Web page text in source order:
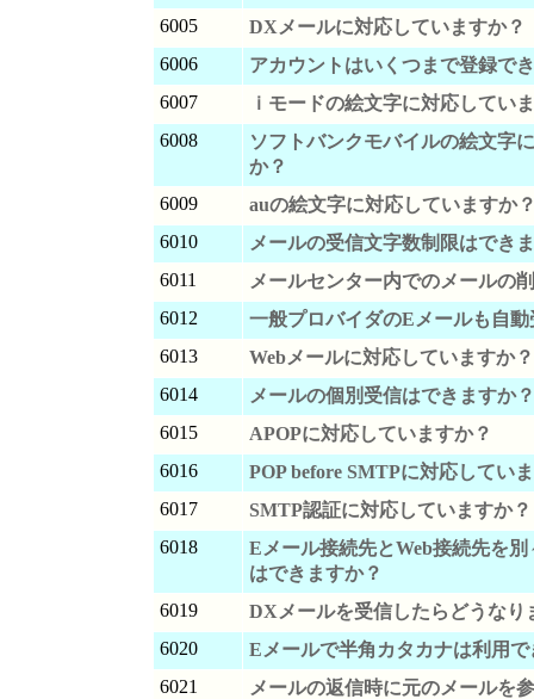
6005
DXメールに対応していますか？
6006
アカウントはいくつまで登録で
6007
ｉモードの絵文字に対応してい
6008
ソフトバンクモバイルの絵文字
か？
6009
auの絵文字に対応していますか
6010
メールの受信文字数制限はでき
6011
メールセンター内でのメールの
6012
一般プロバイダのEメールも自
6013
Webメールに対応していますか？
6014
メールの個別受信はできますか？
6015
APOPに対応していますか？
6016
POP before SMTPに対応してい
6017
SMTP認証に対応していますか？
6018
Eメール接続先とWeb接続先を
はできますか？
6019
DXメールを受信したらどうなり
6020
Eメールで半角カタカナは利用
6021
メールの返信時に元のメールを